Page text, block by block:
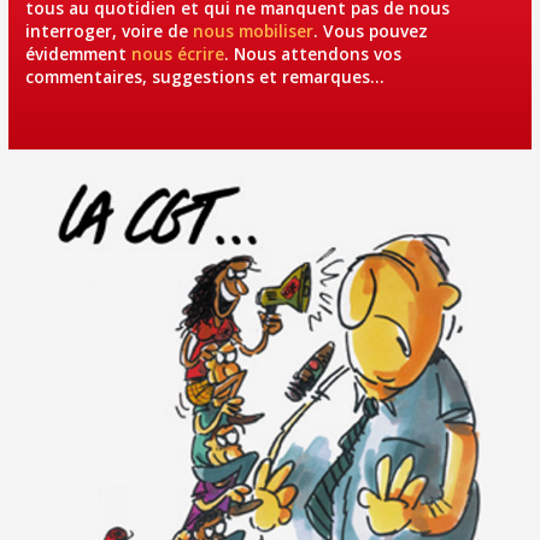
tous au quotidien et qui ne manquent pas de nous
interroger, voire de nous mobiliser. Vous pouvez
évidemment nous écrire. Nous attendons vos
commentaires, suggestions et remarques…